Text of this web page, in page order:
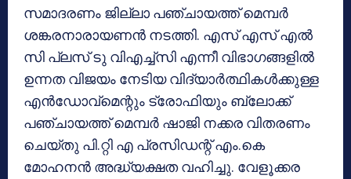
സമാദരണം ജില്ലാ പഞ്ചായത്ത് മെമ്പര്‍
ശങ്കരനാരായണന്‍ നടത്തി. എസ് എസ് എല്‍
സി പ്ലസ് ടു വിഎച്ച്‌സി എന്നീ വിഭാഗങ്ങളില്‍
ഉന്നത വിജയം നേടിയ വിദ്യാര്‍ത്ഥികള്‍ക്കുള്ള
എന്‍ഡോവ്‌മെന്റും ട്രോഫിയും ബ്ലോക്ക്
പഞ്ചായത്ത് മെമ്പര്‍ ഷാജി നക്കര വിതരണം
ചെയ്തു പി.റ്റി എ പ്രസിഡന്റ് എം.കെ
മോഹനന്‍ അദ്ധ്യക്ഷത വഹിച്ചു. വേളൂക്കര